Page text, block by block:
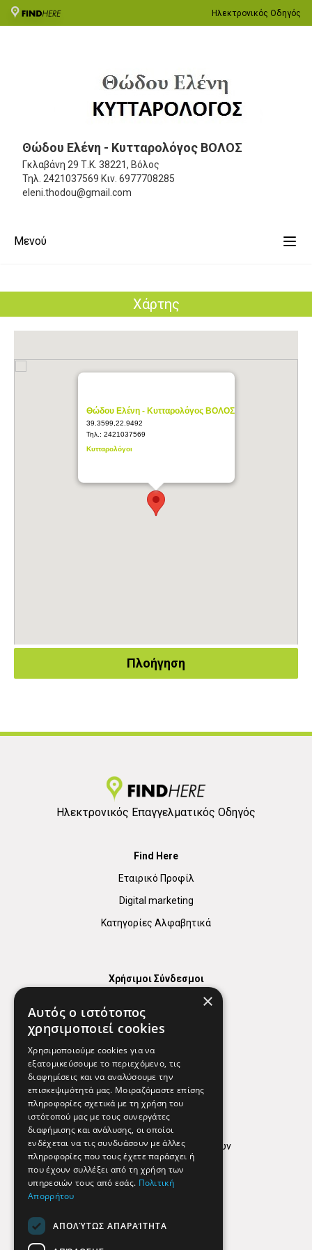
Ηλεκτρονικός Οδηγός
Θώδου Ελένη - Κυτταρολόγος ΒΟΛΟΣ
Γκλαβάνη 29 Τ.Κ. 38221, Βόλος
Τηλ. 2421037569 Κιν. 6977708285
eleni.thodou@gmail.com
Μενού
Χάρτης
Θώδου Ελένη - Κυτταρολόγος ΒΟΛΟΣ
39.3599,22.9492
Τηλ.: 2421037569
Κυτταρολόγοι
Πλοήγηση
Ηλεκτρονικός Επαγγελματικός Οδηγός
Find Here
Εταιρικό Προφίλ
Digital marketing
Κατηγορίες Αλφαβητικά
Χρήσιμοι Σύνδεσμοι
Χρήσιμα Τηλέφωνα
Εφημερεύοντα Φαρμακεία
Απόρρητο
Όροι Χρήσης
Πολιτική προστασίας δεδομένων
Findhere
Social Media
×
Αυτός ο ιστότοπος
χρησιμοποιεί cookies
Χρησιμοποιούμε cookies για να
εξατομικεύσουμε το περιεχόμενο, τις
διαφημίσεις και να αναλύσουμε την
επισκεψιμότητά μας. Μοιραζόμαστε επίσης
πληροφορίες σχετικά με τη χρήση του
ιστότοπού μας με τους συνεργάτες
διαφήμισης και ανάλυσης, οι οποίοι
ενδέχεται να τις συνδυάσουν με άλλες
πληροφορίες που τους έχετε παράσχει ή
που έχουν συλλέξει από τη χρήση των
υπηρεσιών τους από εσάς. Πολιτική
Απορρήτου
ΑΠΟΛΎΤΩΣ ΑΠΑΡΑΊΤΗΤΑ